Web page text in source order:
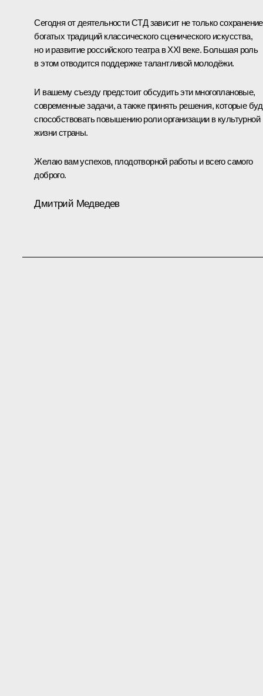
Сегодня от деятельности СТД зависит не только сохранение
богатых традиций классического сценического искусства,
но и развитие российского театра в XXI веке. Большая роль
в этом отводится поддержке талантливой молодёжи.
И вашему съезду предстоит обсудить эти многоплановые,
современные задачи, а также принять решения, которые
способствовать повышению роли организации в культурной
жизни страны.
Желаю вам успехов, плодотворной работы и всего самого
доброго.
Дмитрий Медведев